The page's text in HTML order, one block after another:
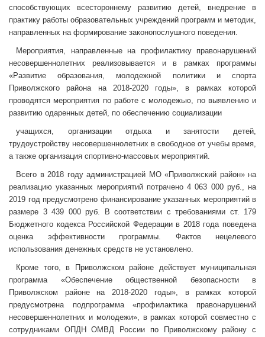
способствующих всестороннему развитию детей, внедрение в
практику работы образовательных учреждений программ и методик,
направленных на формирование законопослушного поведения.
Мероприятия, направленные на профилактику правонарушений
несовершеннолетних реализовывается и в рамках программы
«Развитие образования, молодежной политики и спорта
Приволжского района на 2018-2020 годы», в рамках которой
проводятся мероприятия по работе с молодежью, по выявлению и
развитию одаренных детей, по обеспечению социализации
учащихся, организации отдыха и занятости детей,
трудоустройству несовершеннолетних в свободное от учебы время,
а также организация спортивно-массовых мероприятий.
Всего в 2018 году администрацией МО «Приволжский район» на
реализацию указанных мероприятий потрачено 4 063 000 руб., на
2019 год предусмотрено финансирование указанных мероприятий в
размере 3 439 000 руб. В соответствии с требованиями ст. 179
Бюджетного кодекса Российской Федерации в 2018 года поведена
оценка эффективности программы. Фактов нецелевого
использования денежных средств не установлено.
Кроме того, в Приволжском районе действует муниципальная
программа «Обеспечение общественной безопасности в
Приволжском районе на 2018-2020 годы», в рамках которой
предусмотрена подпрограмма «профилактика правонарушений
несовершеннолетних и молодежи», в рамках которой совместно с
сотрудниками ОПДН ОМВД России по Приволжскому району с